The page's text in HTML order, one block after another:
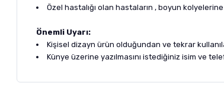
Özel hastalığı olan hastaların , boyun
Önemli Uyarı:
Kişisel dizayn ürün olduğundan ve tekrar
Künye üzerine yazılmasını istediğiniz isim ve